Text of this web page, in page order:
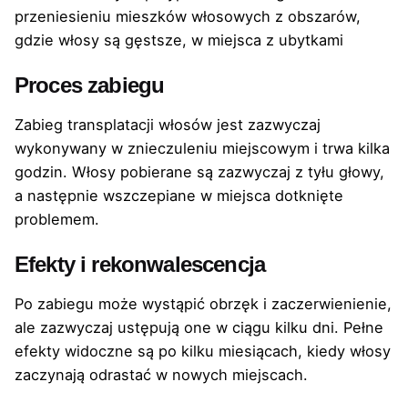
przeniesieniu mieszków włosowych z obszarów,
gdzie włosy są gęstsze, w miejsca z ubytkami
Proces zabiegu
Zabieg transplatacji włosów jest zazwyczaj
wykonywany w znieczuleniu miejscowym i trwa kilka
godzin. Włosy pobierane są zazwyczaj z tyłu głowy,
a następnie wszczepiane w miejsca dotknięte
problemem.
Efekty i rekonwalescencja
Po zabiegu może wystąpić obrzęk i zaczerwienienie,
ale zazwyczaj ustępują one w ciągu kilku dni. Pełne
efekty widoczne są po kilku miesiącach, kiedy włosy
zaczynają odrastać w nowych miejscach.